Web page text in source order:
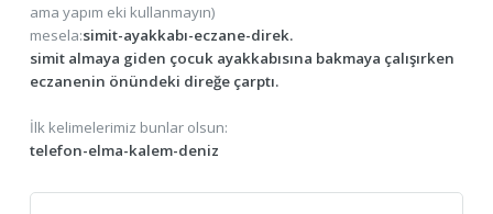
ama yapım eki kullanmayın)
mesela:simit-ayakkabı-eczane-direk.
simit almaya giden çocuk ayakkabısına bakmaya çalışırken
eczanenin önündeki direğe çarptı.
İlk kelimelerimiz bunlar olsun:
telefon-elma-kalem-deniz